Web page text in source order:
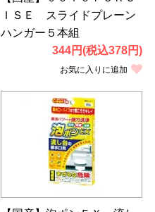
ＩＳＥ スライドプレーン
ハンガー５本組
344円(税込378円)
お気に入りに追加